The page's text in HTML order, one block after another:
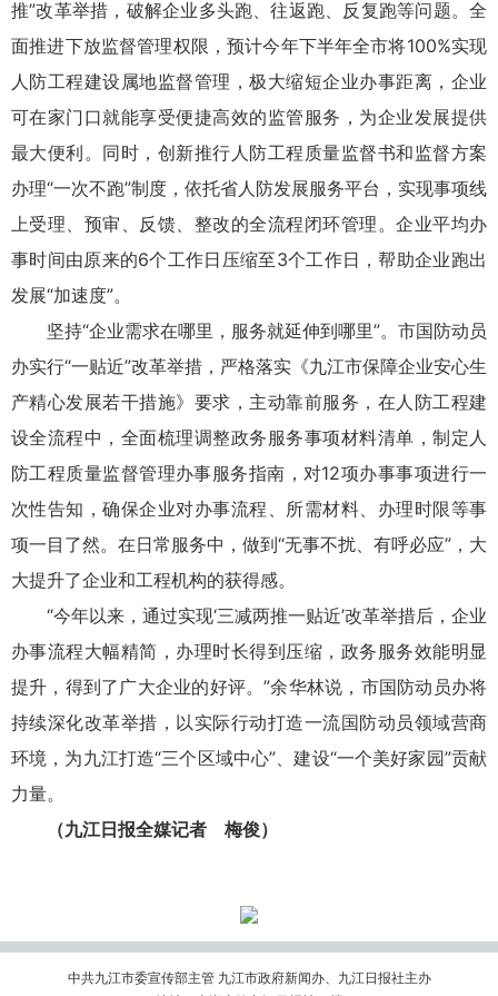
推”改革举措，破解企业多头跑、往返跑、反复跑等问题。全
面推进下放监督管理权限，预计今年下半年全市将100%实现
人防工程建设属地监督管理，极大缩短企业办事距离，企业
可在家门口就能享受便捷高效的监管服务，为企业发展提供
最大便利。同时，创新推行人防工程质量监督书和监督方案
办理“一次不跑”制度，依托省人防发展服务平台，实现事项线
上受理、预审、反馈、整改的全流程闭环管理。企业平均办
事时间由原来的6个工作日压缩至3个工作日，帮助企业跑出
发展“加速度”。
坚持“企业需求在哪里，服务就延伸到哪里”。市国防动员
办实行“一贴近”改革举措，严格落实《九江市保障企业安心生
产精心发展若干措施》要求，主动靠前服务，在人防工程建
设全流程中，全面梳理调整政务服务事项材料清单，制定人
防工程质量监督管理办事服务指南，对12项办事事项进行一
次性告知，确保企业对办事流程、所需材料、办理时限等事
项一目了然。在日常服务中，做到“无事不扰、有呼必应”，大
大提升了企业和工程机构的获得感。
“今年以来，通过实现‘三减两推一贴近’改革举措后，企业
办事流程大幅精简，办理时长得到压缩，政务服务效能明显
提升，得到了广大企业的好评。”余华林说，市国防动员办将
持续深化改革举措，以实际行动打造一流国防动员领域营商
环境，为九江打造“三个区域中心”、建设“一个美好家园”贡献
力量。
（九江日报全媒记者 梅俊）
中共九江市委宣传部主管 九江市政府新闻办、九江日报社主办